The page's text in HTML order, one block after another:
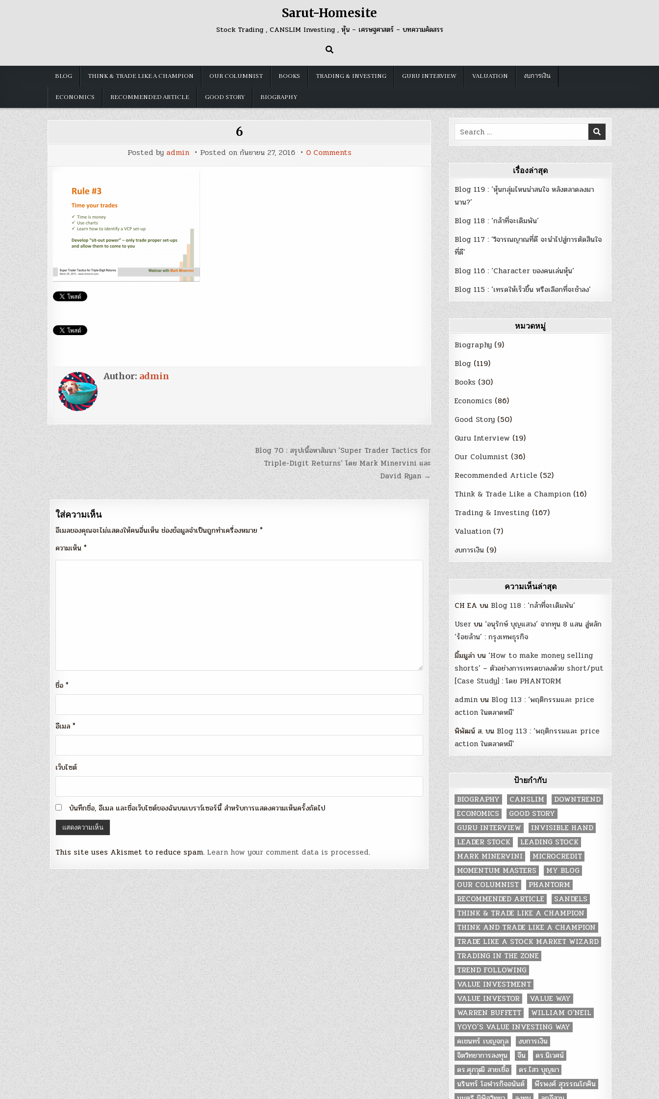
Sarut-Homesite
Stock Trading , CANSLIM Investing , หุ้น – เศรษฐศาสตร์ – บทความคัดสรร
BLOG THINK & TRADE LIKE A CHAMPION OUR COLUMNIST BOOKS TRADING & INVESTING GURU INTERVIEW VALUATION งบการเงิน
ECONOMICS RECOMMENDED ARTICLE GOOD STORY BIOGRAPHY
6
Posted by admin Posted on กันยายน 27, 2016 0 Commentson
Author: admin
แนะแนว
เรื่อง
Blog 70 : สรุปเนื้อหาสัมนา ‘Super Trader Tactics for
Triple-Digit Returns’ โดย Mark Minervini และ
David Ryan →
ใส่ความเห็น
อีเมลของคุณจะไม่แสดงให้คนอื่นเห็น ช่องข้อมูลจำเป็นถูกทำเครื่องหมาย *
ความเห็น *
ชื่อ *
อีเมล *
เว็บไซต์
บันทึกชื่อ, อีเมล และชื่อเว็บไซต์ของฉันบนเบราว์เซอร์นี้ สำหรับการแสดงความเห็นครั้งถัดไป
This site uses Akismet to reduce spam. Learn how your comment data is processed.
Search
for:
เรื่องล่าสุด
Blog 119 : ‘หุ้นกลุ่มไหนน่าสนใจ หลังตลาดลงมา
นาน?’
Blog 118 : ‘กล้าที่จะเดิมพัน’
Blog 117 : ‘วิจารณญาณที่ดี จะนำไปสู่การตัดสินใจ
ที่ดี’
Blog 116 : ‘Character ของคนเล่นหุ้น’
Blog 115 : ‘เทรดให้เร็วขึ้น หรือเลือกที่จะช้าลง’
หมวดหมู่
Biography (9)
Blog (119)
Books (30)
Economics (86)
Good Story (50)
Guru Interview (19)
Our Columnist (36)
Recommended Article (52)
Think & Trade Like a Champion (16)
Trading & Investing (167)
Valuation (7)
งบการเงิน (9)
ความเห็นล่าสุด
CH EA บน Blog 118 : ‘กล้าที่จะเดิมพัน’
User บน‘อนุรักษ์ บุญแสวง’ จากทุน 8 แสน สู่หลัก
‘ร้อยล้าน’ : กรุงเทพธุรกิจ
มิ้มมูล่า บน‘How to make money selling
shorts’ – ตัวอย่างการเทรดขาลงด้วย short/put
[Case Study] : โดย PHANTORM
admin บน Blog 113 : ‘พฤติกรรมและ price
action ในตลาดหมี’
พิพัฒน์ ส. บน Blog 113 : ‘พฤติกรรมและ price
action ในตลาดหมี’
ป้ายกำกับ
BIOGRAPHY CANSLIM
DOWNTREND
ECONOMICS
GOOD STORY
GURU INTERVIEW
INVISIBLE HAND
LEADER STOCK
LEADING STOCK
MARK MINERVINI
MICROCREDIT
MOMENTUM MASTERS
MY BLOG
OUR COLUMNIST
PHANTORM
RECOMMENDED ARTICLE
SANDELS
THINK & TRADE LIKE A CHAMPION
THINK AND TRADE LIKE A CHAMPION
TRADE LIKE A STOCK MARKET WIZARD
TRADING IN THE ZONE
TREND FOLLOWING
VALUE INVESTMENT
VALUE INVESTOR
VALUE WAY
WARREN BUFFETT
WILLIAM O'NEIL
YOYO’S VALUE INVESTING WAY
คเชนทร์ เบญจกุล
งบการเงิน
จิตวิทยาการลงทุน
จีน
ดร.นิเวศน์
ดร.ศุภวุฒิ สายเชื้อ
ดร.ไสว บุญมา
นรินทร์ โอฬารกิจอนันต์
พีรพงศ์ สุวรรณโภคิน